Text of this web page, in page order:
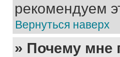
рекомендуем
Вернуться наверх
» Почему мне